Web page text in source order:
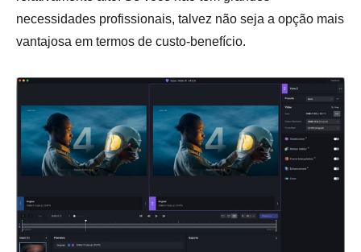
necessidades profissionais, talvez não seja a opção mais
vantajosa em termos de custo-benefício.